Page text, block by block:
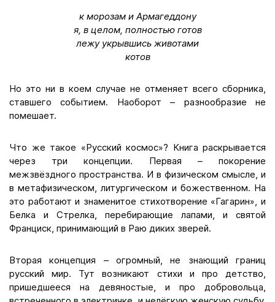
к морозам и Армагеддону
я, в целом, полностью готов
лежу укрывшись животами
котов
Но это ни в коем случае не отменяет всего сборника,
ставшего событием. Наоборот – разнообразие не
помешает.
Что же такое «Русский космос»? Книга раскрывается
через три концепции. Первая – покорение
межзвёздного пространства. И в физическом смысле, и
в метафизическом, литургическом и божественном. На
это работают и знаменитое стихотворение «Гагарин», и
Белка и Стрелка, перебирающие лапами, и святой
Франциск, принимающий в Раю диких зверей.
Вторая концепция – огромный, не знающий границ
русский мир. Тут возникают стихи и про детство,
пришедшееся на девяностые, и про добровольца,